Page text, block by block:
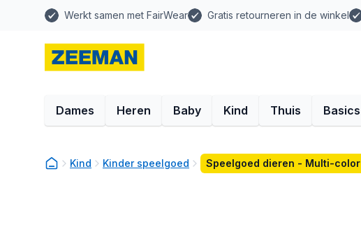
Werkt samen met FairWear Gratis retourneren in de winkel
Dames Heren Baby Kind Thuis Basics
Kind Kinder speelgoed Speelgoed dieren - Multi-color